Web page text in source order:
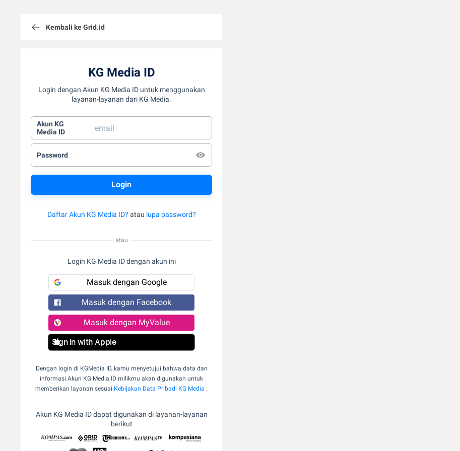
Kembali ke Grid.id
KG Media ID
Login dengan Akun KG Media ID untuk menggunakan
layanan-layanan dari KG Media.
Akun KG
Media ID
Password
Daftar Akun KG Media ID? atau lupa password?
atau
Login KG Media ID dengan akun ini
Masuk dengan Google
Masuk dengan Facebook
Masuk dengan MyValue
Sign in with Apple
Dengan login di KGMedia ID, kamu menyetujui bahwa data dan
informasi Akun KG Media ID milikmu akan digunakan untuk
memberikan layanan sesuai Kebijakan Data Pribadi KG Media .
Akun KG Media ID dapat digunakan di layanan-layanan
berikut